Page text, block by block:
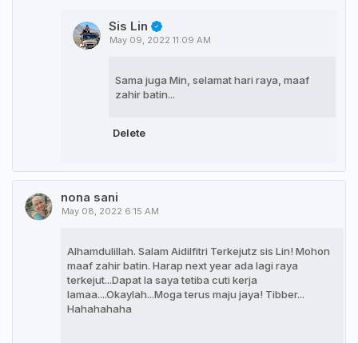
Sis Lin
May 09, 2022 11:09 AM
Sama juga Min, selamat hari raya, maaf
zahir batin...
Delete
nona sani
May 08, 2022 6:15 AM
Alhamdulillah. Salam Aidilfitri Terkejutz sis Lin! Mohon
maaf zahir batin. Harap next year ada lagi raya
terkejut...Dapat la saya tetiba cuti kerja
lamaa....Okaylah...Moga terus maju jaya! Tibber...
Hahahahaha